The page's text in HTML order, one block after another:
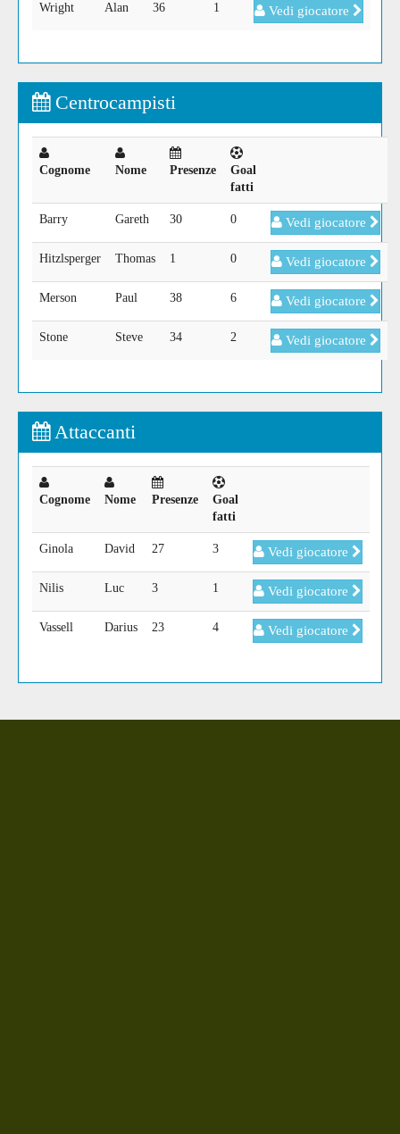
Wright Alan 36 1 Vedi giocatore
Centrocampisti
Cognome Nome Presenze
Goal
fatti
Barry Gareth 30 0 Vedi giocatore
Hitzlsperger Thomas 1 0 Vedi giocatore
Merson Paul 38 6 Vedi giocatore
Stone Steve 34 2 Vedi giocatore
Attaccanti
Cognome Nome Presenze
Goal
fatti
Ginola David 27 3 Vedi giocatore
Nilis Luc 3 1 Vedi giocatore
Vassell Darius 23 4 Vedi giocatore